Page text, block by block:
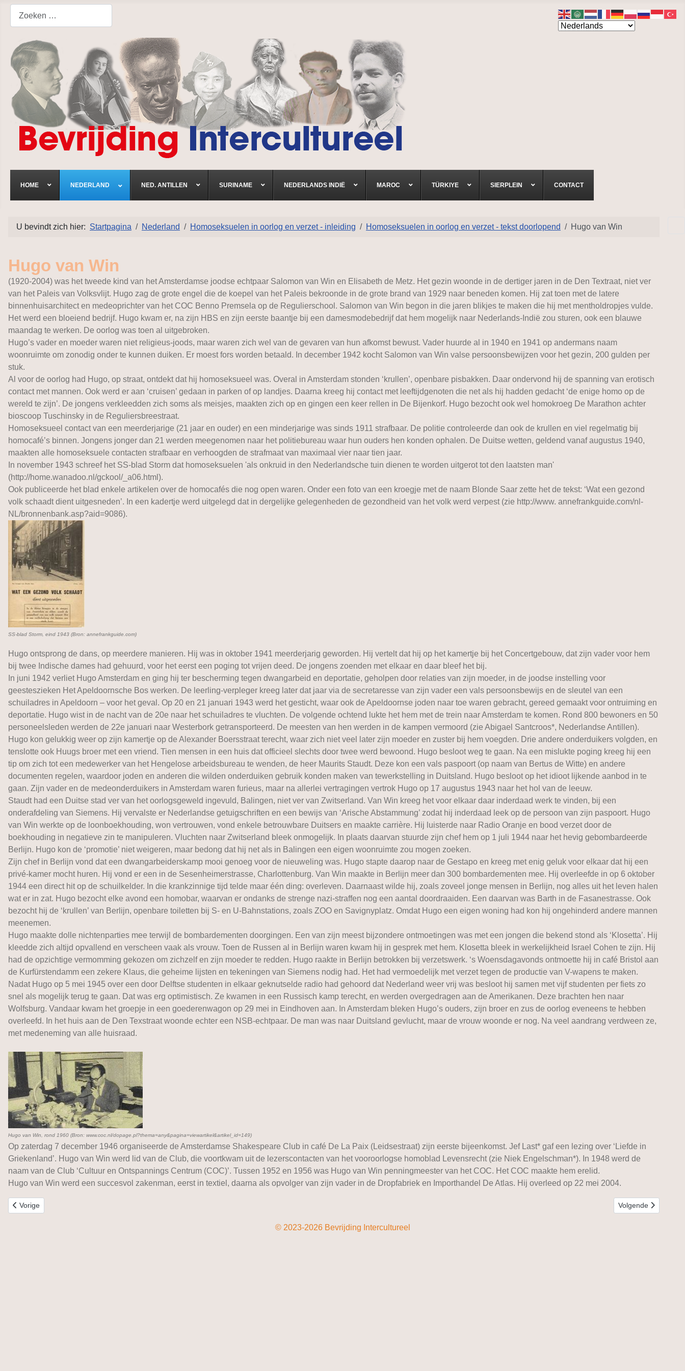
HOME NEDERLAND NED. ANTILLEN SURINAME NEDERLANDS INDIË MAROC TÜRKIYE SIERPLEIN CONTACT
U bevindt zich hier: Startpagina Nederland Homoseksuelen in oorlog en verzet - inleiding Homoseksuelen in oorlog en verzet - tekst doorlopend Hugo van Win
Hugo van Win
(1920-2004) was het tweede kind van het Amsterdamse joodse echtpaar Salomon van Win en Elisabeth de Metz. Het gezin woonde in de dertiger jaren in de Den Textraat, niet ver
van het Paleis van Volksvlijt. Hugo zag de grote engel die de koepel van het Paleis bekroonde in de grote brand van 1929 naar beneden komen. Hij zat toen met de latere
binnenhuisarchitect en medeoprichter van het COC Benno Premsela op de Regulierschool. Salomon van Win begon in die jaren blikjes te maken die hij met mentholdropjes vulde.
Het werd een bloeiend bedrijf. Hugo kwam er, na zijn HBS en zijn eerste baantje bij een damesmodebedrijf dat hem mogelijk naar Nederlands-Indië zou sturen, ook een blauwe
maandag te werken. De oorlog was toen al uitgebroken.
Hugo’s vader en moeder waren niet religieus-joods, maar waren zich wel van de gevaren van hun afkomst bewust. Vader huurde al in 1940 en 1941 op andermans naam
woonruimte om zonodig onder te kunnen duiken. Er moest fors worden betaald. In december 1942 kocht Salomon van Win valse persoonsbewijzen voor het gezin, 200 gulden per
stuk.
Al voor de oorlog had Hugo, op straat, ontdekt dat hij homoseksueel was. Overal in Amsterdam stonden ‘krullen’, openbare pisbakken. Daar ondervond hij de spanning van erotisch
contact met mannen. Ook werd er aan ‘cruisen’ gedaan in parken of op landjes. Daarna kreeg hij contact met leeftijdgenoten die net als hij hadden gedacht ‘de enige homo op de
wereld te zijn’. De jongens verkleedden zich soms als meisjes, maakten zich op en gingen een keer rellen in De Bijenkorf. Hugo bezocht ook wel homokroeg De Marathon achter
bioscoop Tuschinsky in de Reguliersbreestraat.
Homoseksueel contact van een meerderjarige (21 jaar en ouder) en een minderjarige was sinds 1911 strafbaar. De politie controleerde dan ook de krullen en viel regelmatig bij
homocafé’s binnen. Jongens jonger dan 21 werden meegenomen naar het politiebureau waar hun ouders hen konden ophalen. De Duitse wetten, geldend vanaf augustus 1940,
maakten alle homoseksuele contacten strafbaar en verhoogden de strafmaat van maximaal vier naar tien jaar.
In november 1943 schreef het SS-blad Storm dat homoseksuelen 'als onkruid in den Nederlandsche tuin dienen te worden uitgerot tot den laatsten man'
(http://home.wanadoo.nl/gckool/_a06.html).
Ook publiceerde het blad enkele artikelen over de homocafés die nog open waren. Onder een foto van een kroegje met de naam Blonde Saar zette het de tekst: ‘Wat een gezond
volk schaadt dient uitgesneden’. In een kadertje werd uitgelegd dat in dergelijke gelegenheden de gezondheid van het volk werd verpest (zie http://www. annefrankguide.com/nl-
NL/bronnenbank.asp?aid=9086).
SS-blad Storm, eind 1943 (Bron: annefrankguide.com)
Hugo ontsprong de dans, op meerdere manieren. Hij was in oktober 1941 meerderjarig geworden. Hij vertelt dat hij op het kamertje bij het Concertgebouw, dat zijn vader voor hem
bij twee Indische dames had gehuurd, voor het eerst een poging tot vrijen deed. De jongens zoenden met elkaar en daar bleef het bij.
In juni 1942 verliet Hugo Amsterdam en ging hij ter bescherming tegen dwangarbeid en deportatie, geholpen door relaties van zijn moeder, in de joodse instelling voor
geesteszieken Het Apeldoornsche Bos werken. De leerling-verpleger kreeg later dat jaar via de secretaresse van zijn vader een vals persoonsbewijs en de sleutel van een
schuiladres in Apeldoorn – voor het geval. Op 20 en 21 januari 1943 werd het gesticht, waar ook de Apeldoornse joden naar toe waren gebracht, gereed gemaakt voor ontruiming en
deportatie. Hugo wist in de nacht van de 20e naar het schuiladres te vluchten. De volgende ochtend lukte het hem met de trein naar Amsterdam te komen. Rond 800 bewoners en 50
personeelsleden werden de 22e januari naar Westerbork getransporteerd. De meesten van hen werden in de kampen vermoord (zie Abigael Santcroos*, Nederlandse Antillen).
Hugo kon gelukkig weer op zijn kamertje op de Alexander Boersstraat terecht, waar zich niet veel later zijn moeder en zuster bij hem voegden. Drie andere onderduikers volgden, en
tenslotte ook Huugs broer met een vriend. Tien mensen in een huis dat officieel slechts door twee werd bewoond. Hugo besloot weg te gaan. Na een mislukte poging kreeg hij een
tip om zich tot een medewerker van het Hengelose arbeidsbureau te wenden, de heer Maurits Staudt. Deze kon een vals paspoort (op naam van Bertus de Witte) en andere
documenten regelen, waardoor joden en anderen die wilden onderduiken gebruik konden maken van tewerkstelling in Duitsland. Hugo besloot op het idioot lijkende aanbod in te
gaan. Zijn vader en de medeonderduikers in Amsterdam waren furieus, maar na allerlei vertragingen vertrok Hugo op 17 augustus 1943 naar het hol van de leeuw.
Staudt had een Duitse stad ver van het oorlogsgeweld ingevuld, Balingen, niet ver van Zwitserland. Van Win kreeg het voor elkaar daar inderdaad werk te vinden, bij een
onderafdeling van Siemens. Hij vervalste er Nederlandse getuigschriften en een bewijs van ‘Arische Abstammung’ zodat hij inderdaad leek op de persoon van zijn paspoort. Hugo
van Win werkte op de loonboekhouding, won vertrouwen, vond enkele betrouwbare Duitsers en maakte carrière. Hij luisterde naar Radio Oranje en bood verzet door de
boekhouding in negatieve zin te manipuleren. Vluchten naar Zwitserland bleek onmogelijk. In plaats daarvan stuurde zijn chef hem op 1 juli 1944 naar het hevig gebombardeerde
Berlijn. Hugo kon de ‘promotie’ niet weigeren, maar bedong dat hij net als in Balingen een eigen woonruimte zou mogen zoeken.
Zijn chef in Berlijn vond dat een dwangarbeiderskamp mooi genoeg voor de nieuweling was. Hugo stapte daarop naar de Gestapo en kreeg met enig geluk voor elkaar dat hij een
privé-kamer mocht huren. Hij vond er een in de Sesenheimerstrasse, Charlottenburg. Van Win maakte in Berlijn meer dan 300 bombardementen mee. Hij overleefde in op 6 oktober
1944 een direct hit op de schuilkelder. In die krankzinnige tijd telde maar één ding: overleven. Daarnaast wilde hij, zoals zoveel jonge mensen in Berlijn, nog alles uit het leven halen
wat er in zat. Hugo bezocht elke avond een homobar, waarvan er ondanks de strenge nazi-straffen nog een aantal doordraaiden. Een daarvan was Barth in de Fasanestrasse. Ook
bezocht hij de ‘krullen’ van Berlijn, openbare toiletten bij S- en U-Bahnstations, zoals ZOO en Savignyplatz. Omdat Hugo een eigen woning had kon hij ongehinderd andere mannen
meenemen.
Hugo maakte dolle nichtenparties mee terwijl de bombardementen doorgingen. Een van zijn meest bijzondere ontmoetingen was met een jongen die bekend stond als ‘Klosetta’. Hij
kleedde zich altijd opvallend en verscheen vaak als vrouw. Toen de Russen al in Berlijn waren kwam hij in gesprek met hem. Klosetta bleek in werkelijkheid Israel Cohen te zijn. Hij
had de opzichtige vermomming gekozen om zichzelf en zijn moeder te redden. Hugo raakte in Berlijn betrokken bij verzetswerk. ‘s Woensdagavonds ontmoette hij in café Bristol aan
de Kurfürstendamm een zekere Klaus, die geheime lijsten en tekeningen van Siemens nodig had. Het had vermoedelijk met verzet tegen de productie van V-wapens te maken.
Nadat Hugo op 5 mei 1945 over een door Delftse studenten in elkaar geknutselde radio had gehoord dat Nederland weer vrij was besloot hij samen met vijf studenten per fiets zo
snel als mogelijk terug te gaan. Dat was erg optimistisch. Ze kwamen in een Russisch kamp terecht, en werden overgedragen aan de Amerikanen. Deze brachten hen naar
Wolfsburg. Vandaar kwam het groepje in een goederenwagon op 29 mei in Eindhoven aan. In Amsterdam bleken Hugo’s ouders, zijn broer en zus de oorlog eveneens te hebben
overleefd. In het huis aan de Den Texstraat woonde echter een NSB-echtpaar. De man was naar Duitsland gevlucht, maar de vrouw woonde er nog. Na veel aandrang verdween ze,
met medeneming van alle huisraad.
Hugo van Win, rond 1960 (Bron: www.coc.nl/dopage.pl?thema=any&pagina=viewartikel&artikel_id=149)
Op zaterdag 7 december 1946 organiseerde de Amsterdamse Shakespeare Club in café De La Paix (Leidsestraat) zijn eerste bijeenkomst. Jef Last* gaf een lezing over ‘Liefde in
Griekenland’. Hugo van Win werd lid van de Club, die voortkwam uit de lezerscontacten van het vooroorlogse homoblad Levensrecht (zie Niek Engelschman*). In 1948 werd de
naam van de Club ‘Cultuur en Ontspannings Centrum (COC)’. Tussen 1952 en 1956 was Hugo van Win penningmeester van het COC. Het COC maakte hem erelid.
Hugo van Win werd een succesvol zakenman, eerst in textiel, daarna als opvolger van zijn vader in de Dropfabriek en Importhandel De Atlas. Hij overleed op 22 mei 2004.
Vorig artikel: David Waterman
Vorige Volgende artikel:
Volgende
© 2023-2026 Bevrijding Intercultureel